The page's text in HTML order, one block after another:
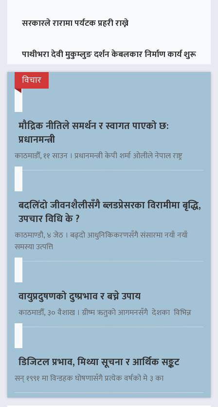
सरकारले रारामा पर्यटक प्रहरी राख्ने
पाथीभरा देवी मुकुम्लुङ दर्शन केबलकार निर्माण कार्य शुरू
विचार
मौद्रिक नीतिले समर्थन र स्वागत पाएको छ:
प्रधानमन्त्री
काठमाडौँ, ११ साउन । प्रधानमन्त्री केपी शर्मा ओलीले नेपाल राष्ट्र
बदलिँदो जीवनशैलीसँगै ब्लडप्रेसरका विरामीमा बृद्धि,
उपचार विधि के ?
काठमाण्डौ, ४ जेठ । बढ्दो आधुनिकिकरणसँगै संसारमा नयाँ नयाँ
समस्या उत्पत्ति
वायुप्रदुषणको दुष्प्रभाव र बच्ने उपाय
काठमाडौँ, ३० वैशाख । ग्रीष्म ऋतुको आगमनसँगै देशका विभिन्न
डिजिटल प्रभाव, मिथ्या सूचना र आर्थिक सङ्कट
सन् १९९१ मा विन्डहक घोषणासँगै प्रत्येक वर्षको मे ३ का